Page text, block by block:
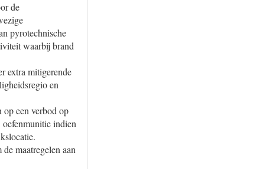
de
pyrotechnische
waarbij brand
extra mitigerende
en
op een verbod op
indien
maatregelen aan